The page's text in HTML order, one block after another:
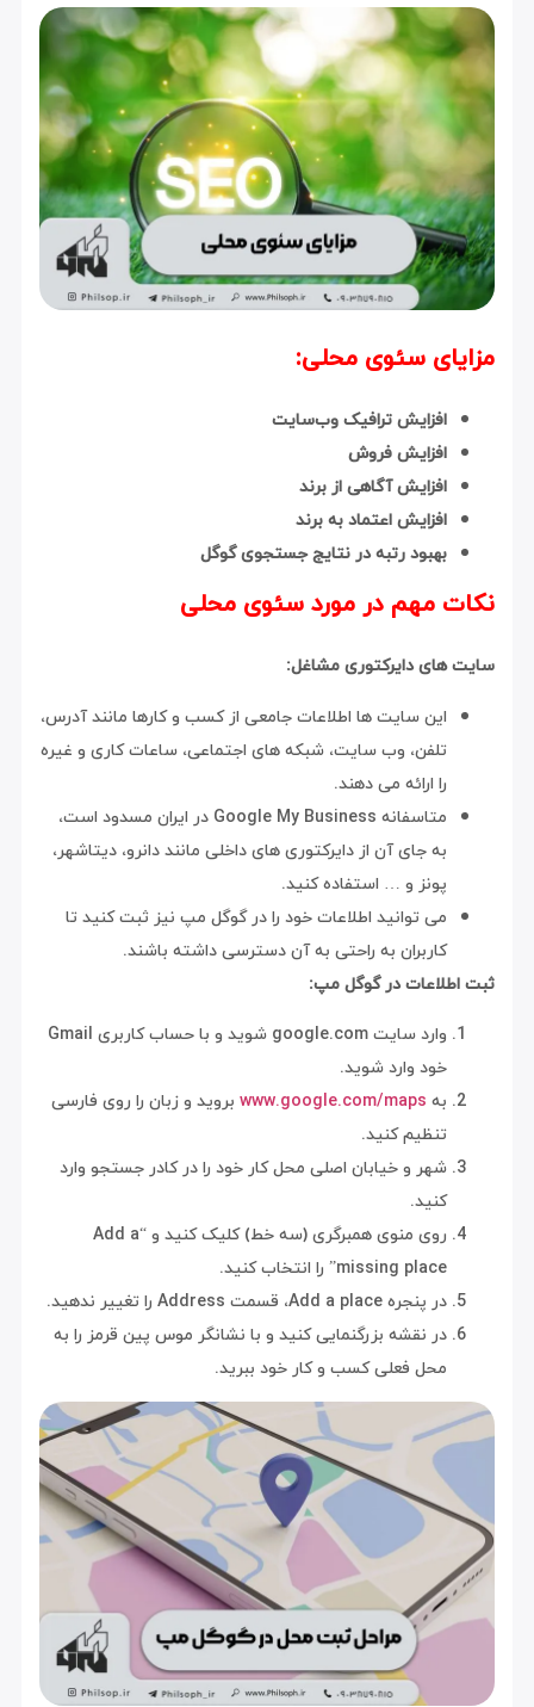
مزایای سئوی محلی:
افزایش ترافیک وب‌سایت
افزایش فروش
افزایش آگاهی از برند
افزایش اعتماد به برند
بهبود رتبه در نتایج جستجوی گوگل
نکات مهم در مورد سئوی محلی
سایت های دایرکتوری مشاغل:
این سایت ها اطلاعات جامعی از کسب و کارها مانند آدرس،
تلفن، وب سایت، شبکه های اجتماعی، ساعات کاری و غیره
را ارائه می دهند.
متاسفانه Google My Business در ایران مسدود است،
به جای آن از دایرکتوری های داخلی مانند دانرو، دیتاشهر،
پونز و … استفاده کنید.
می توانید اطلاعات خود را در گوگل مپ نیز ثبت کنید تا
کاربران به راحتی به آن دسترسی داشته باشند.
ثبت اطلاعات در گوگل مپ:
وارد سایت google.com شوید و با حساب کاربری Gmail
خود وارد شوید.
به www.google.com/maps بروید و زبان را روی فارسی
تنظیم کنید.
شهر و خیابان اصلی محل کار خود را در کادر جستجو وارد
کنید.
روی منوی همبرگری (سه خط) کلیک کنید و “Add a
missing place” را انتخاب کنید.
در پنجره Add a place، قسمت Address را تغییر ندهید.
در نقشه بزرگنمایی کنید و با نشانگر موس پین قرمز را به
محل فعلی کسب و کار خود ببرید.